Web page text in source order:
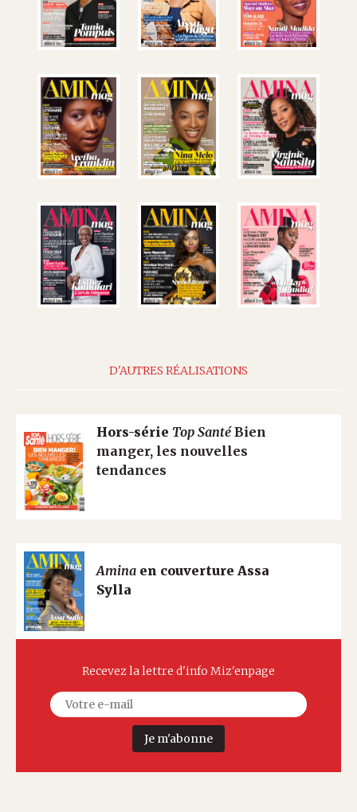
D'AUTRES RÉALISATIONS
Hors-série Top SantéBien
manger, les nouvelles
tendances
Amina en couverture Assa
Sylla
Recevez la lettre d'info Miz'enpage
Je m'abonne